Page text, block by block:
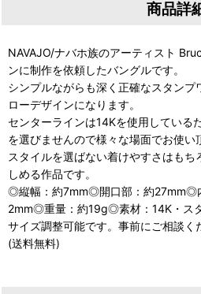
商品詳
NAVAJO/ナバホ族のアーティスト
ンに制作を依頼したバングルです。
シンプルながらも深く正確なスタン
ローデザインになります。
センターラインは14Kを使用している
を選びませんので様々な場面でお使い
スタイルを選ばない着けやすさはも
しめる作品です。
◎縦幅：約7mm◎開口部：約27mm◎
2mm◎重量：約19g◎素材：14K・ス
サイズ調整可能です。事前にご相談く
(送料無料)